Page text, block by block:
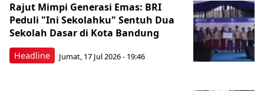
Headline
Rajut Mimpi Generasi Emas: BRI
Peduli "Ini Sekolahku" Sentuh Dua
Sekolah Dasar di Kota Bandung
Jumat, 17 Jul 2026 - 19:46